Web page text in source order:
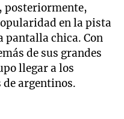
posteriormente,
en la pista
pantalla chica. Con
de sus grandes
llegar a los
de argentinos.